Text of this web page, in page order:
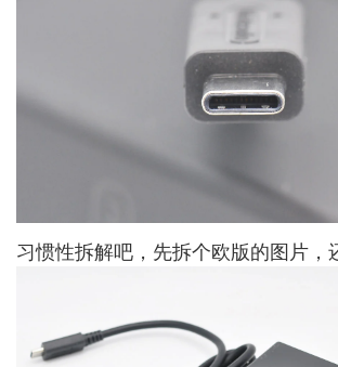
习惯性拆解吧，先拆个欧版的图片，